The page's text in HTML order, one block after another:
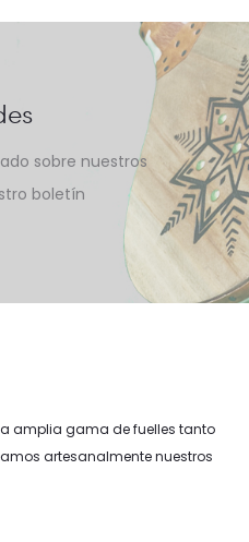
sobre nuestros
boletín
amplia gama de fuelles tanto
artesanalmente nuestros